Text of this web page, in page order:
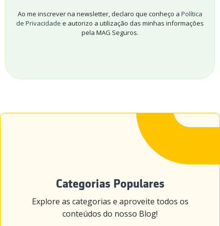
Ao me inscrever na newsletter, declaro que conheço a Política
de Privacidade e autorizo a utilização das minhas informações
pela MAG Seguros.
Categorias Populares
Explore as categorias e aproveite todos os
conteúdos do nosso Blog!